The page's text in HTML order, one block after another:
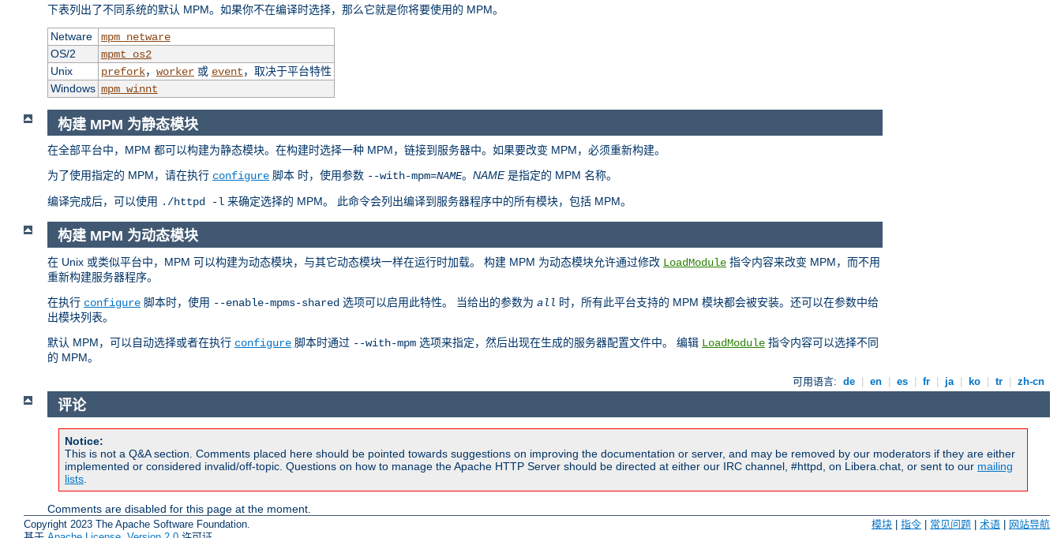
下表列出了不同系统的默认 MPM。如果你不在编译时选择，那么它就是你将要使用的 MPM。
Netware
mpm_netware
OS/2
mpmt_os2
Unix
prefork， worker或 event，取决于平台特性
Windows mpm_winnt
构建 MPM 为静态模块
在全部平台中，MPM 都可以构建为静态模块。在构建时选择一种 MPM，链接到服务器中。如果要改变 MPM，必须重新构建。
为了使用指定的 MPM，请在执行 configure 脚本 时，使用参数 --with-mpm=NAME。 NAME是指定的 MPM 名称。
编译完成后，可以使用 ./httpd -l 来确定选择的 MPM。 此命令会列出编译到服务器程序中的所有模块，包括 MPM。
构建 MPM 为动态模块
在 Unix 或类似平台中，MPM 可以构建为动态模块，与其它动态模块一样在运行时加载。 构建 MPM 为动态模块允许通过修改 LoadModule 指令内容来改变 MPM，而不用
重新构建服务器程序。
在执行 configure 脚本时，使用 --enable-mpms-shared 选项可以启用此特性。 当给出的参数为 all 时，所有此平台支持的 MPM 模块都会被安装。还可以在参数中给
出模块列表。
默认 MPM，可以自动选择或者在执行 configure 脚本时通过 --with-mpm 选项来指定，然后出现在生成的服务器配置文件中。 编辑 LoadModule 指令内容可以选择不同
的 MPM。
可用语言: de en es fr ja ko tr zh-cn
评论
Notice:
This is not a Q&A section. Comments placed here should be pointed towards suggestions on improving the documentation or server, and may be removed by our moderators if they are either
implemented or considered invalid/off-topic. Questions on how to manage the Apache HTTP Server should be directed at either our IRC channel, #httpd, on Libera.chat, or sent to our mailing
lists
Comments are disabled for this page at the moment.
Copyright 2023 The Apache Software Foundation.
模块 | 指令 | 常见问题 | 术语 | 网站导航